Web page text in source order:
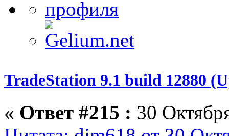
TradeStation 9.1 build 12880
« Ответ #215 : 30